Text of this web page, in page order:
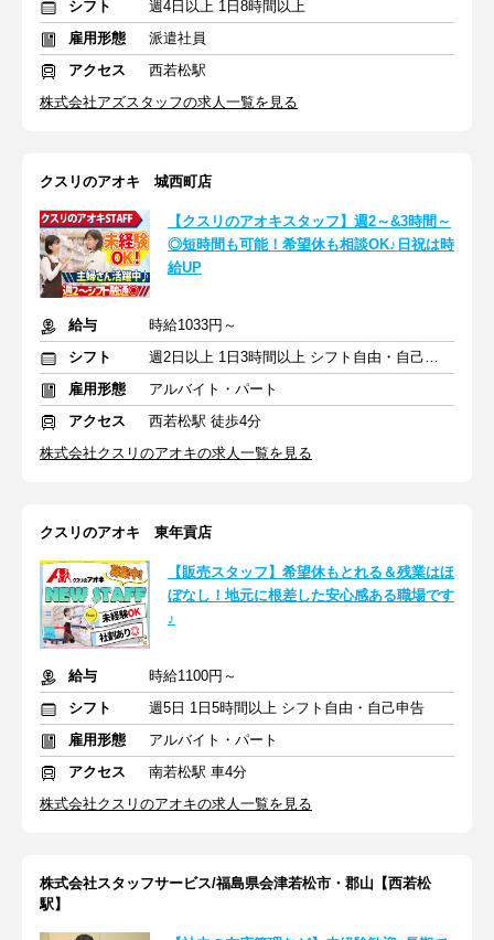
シフト
週4日以上 1日8時間以上
雇用形態
派遣社員
アクセス
西若松駅
株式会社アズスタッフの求人一覧を見る
クスリのアオキ 城西町店
【クスリのアオキスタッフ】週2～&3時間～
◎短時間も可能！希望休も相談OK♪日祝は時
給UP
給与
時給1033円～
シフト
週2日以上 1日3時間以上 シフト自由・自己申告
雇用形態
アルバイト・パート
アクセス
西若松駅 徒歩4分
株式会社クスリのアオキの求人一覧を見る
クスリのアオキ 東年貢店
【販売スタッフ】希望休もとれる＆残業はほ
ぼなし！地元に根差した安心感ある職場です
♪
給与
時給1100円～
シフト
週5日 1日5時間以上 シフト自由・自己申告
雇用形態
アルバイト・パート
アクセス
南若松駅 車4分
株式会社クスリのアオキの求人一覧を見る
株式会社スタッフサービス/福島県会津若松市・郡山【西若松
駅】